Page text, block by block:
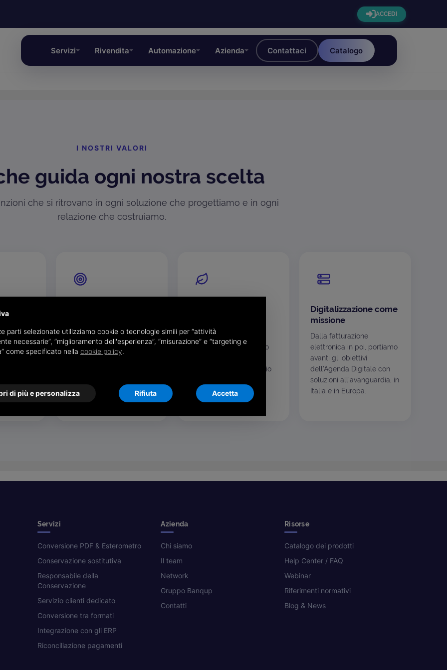
ACCEDI
Servizi Rivendita Automazione Azienda Contattaci Catalogo
I NOSTRI VALORI
guida ogni nostra scelta
che si ritrovano in ogni soluzione che progettiamo e in ogni
relazione che costruiamo.
tutto
e
il nostro
solo così
al
ossessione positiva: servizi
immediati da usare, alla
portata di qualsiasi
costi quasi solo variabili.
Ogni documento non
stampato significa meno
meno CO₂ e meno spazio
anche una scelta di
responsabilità.
Digitalizzazione come
missione
Dalla fatturazione
elettronica in poi, portiamo
avanti gli obiettivi
dell'Agenda Digitale con
soluzioni all'avanguardia, in
Italia e in Europa.
Servizi
Conversione PDF & Esterometro
Conservazione sostitutiva
Responsabile della
Conservazione
Servizio clienti dedicato
Conversione tra formati
Integrazione con gli ERP
Riconciliazione pagamenti
Azienda
Chi siamo
Il team
Network
Gruppo Banqup
Contatti
Risorse
Catalogo dei prodotti
Help Center / FAQ
Webinar
Riferimenti normativi
Blog & News
parti selezionate utilizziamo cookie o tecnologie simili per “attività
necessarie”, “miglioramento dell'esperienza”, “misurazione” e “targeting e
come specificato nella cookie policy.
di più e personalizza Rifiuta Accetta